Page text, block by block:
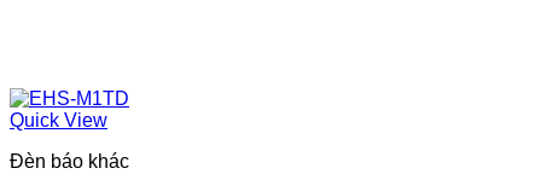
Quick View
Đèn báo khác